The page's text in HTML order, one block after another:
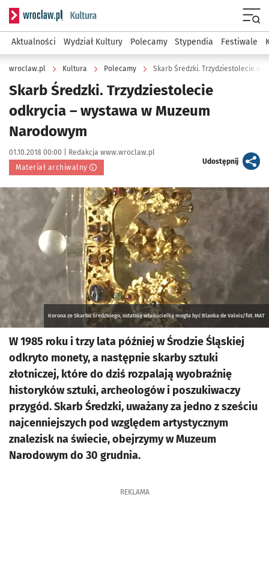
Serwis informacyjny wroclaw.pl podserwis: Kultura
Aktualności Wydział Kultury Polecamy Stypendia Festiwale
wroclaw.pl Kultura Polecamy Skarb Średzki. Trzydziestolecie
Skarb Średzki. Trzydziestolecie
odkrycia – wystawa w Muzeum
Narodowym
Data publikacji:
01.10.2018 00:00 | Autor:
Redakcja www.wroclaw.pl
Materiał archiwalny
Udostępnijartykuł
Kliknij, aby powiększyć
Korona ze Skarbu Średzkiego, ostatnią właścicielką mogła być Blanka de Valois/fot. MAT
W 1985 roku i trzy lata później w Środzie Śląskiej
odkryto monety, a następnie skarby sztuki
złotniczej, które do dziś rozpalają wyobraźnię
historyków sztuki, archeologów i poszukiwaczy
przygód. Skarb Średzki, uważany za jedno z sześciu
najcenniejszych pod względem artystycznym
znalezisk na świecie, obejrzymy w Muzeum
Narodowym do 30 grudnia.
REKLAMA